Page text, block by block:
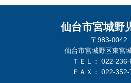
仙台市宮城野
〒983-0042
仙台市宮城野区東宮
ＴＥＬ： 022-
ＦＡＸ： 022-352-